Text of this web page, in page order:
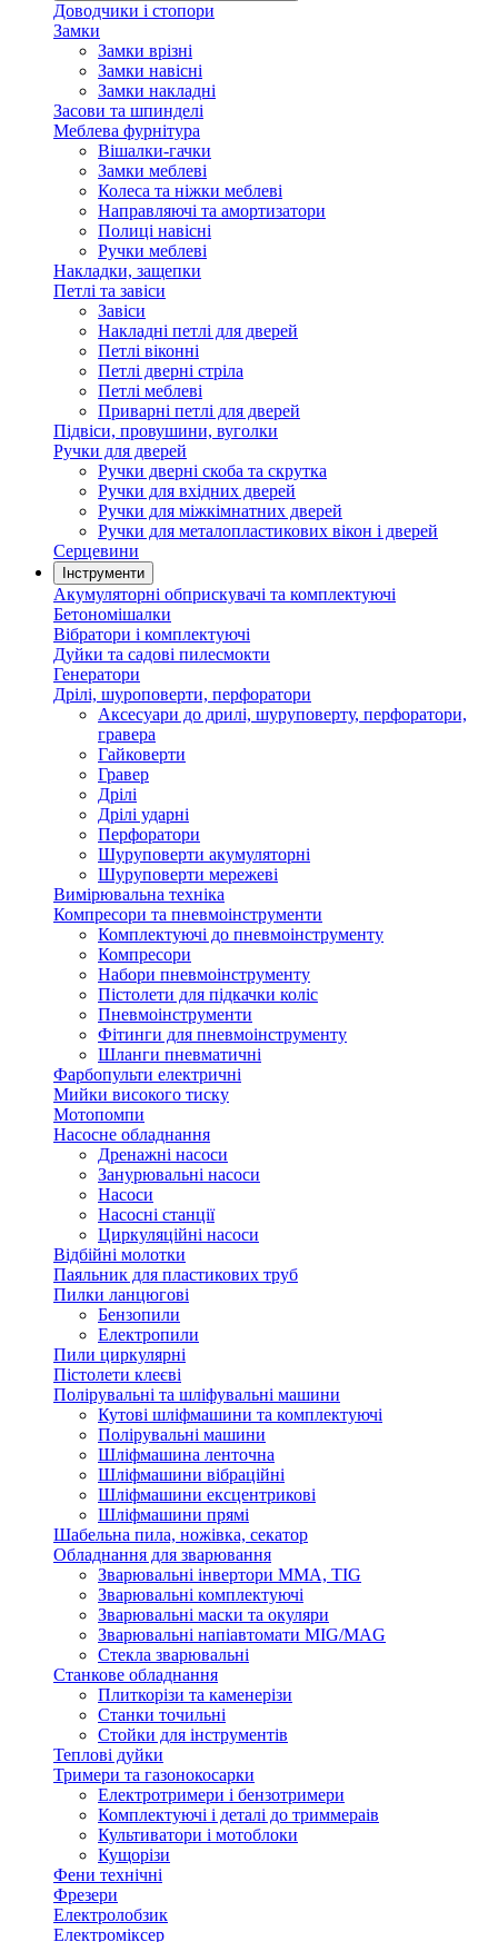
Доводчики і стопори
Замки
Замки врізні
Замки навісні
Замки накладні
Засови та шпинделі
Меблева фурнітура
Вішалки-гачки
Замки меблеві
Колеса та ніжки меблеві
Направляючі та амортизатори
Полиці навісні
Ручки меблеві
Накладки, защепки
Петлі та завіси
Завіси
Накладні петлі для дверей
Петлі віконні
Петлі дверні стріла
Петлі меблеві
Приварні петлі для дверей
Підвіси, провушини, вуголки
Ручки для дверей
Ручки дверні скоба та скрутка
Ручки для вхідних дверей
Ручки для міжкімнатних дверей
Ручки для металопластикових вікон і дверей
Серцевини
Інструменти
Акумуляторні обприскувачі та комплектуючі
Бетономішалки
Вібратори і комплектуючі
Дуйки та садові пилесмокти
Генератори
Дрілі, шуроповерти, перфоратори
Аксесуари до дрилі, шуруповерту, перфоратори,
гравера
Гайковерти
Гравер
Дрілі
Дрілі ударні
Перфоратори
Шуруповерти акумуляторні
Шуруповерти мережеві
Вимірювальна техніка
Компресори та пневмоінструменти
Комплектуючі до пневмоінструменту
Компресори
Набори пневмоінструменту
Пістолети для підкачки коліс
Пневмоінструменти
Фітинги для пневмоінструменту
Шланги пневматичні
Фарбопульти електричні
Мийки високого тиску
Мотопомпи
Насосне обладнання
Дренажні насоси
Занурювальні насоси
Насоси
Насосні станції
Циркуляційні насоси
Відбійні молотки
Паяльник для пластикових труб
Пилки ланцюгові
Бензопили
Електропили
Пили циркулярні
Пістолети клеєві
Полірувальні та шліфувальні машини
Кутові шліфмашини та комплектуючі
Полірувальні машини
Шліфмашина ленточна
Шліфмашини вібраційні
Шліфмашини ексцентрикові
Шліфмашини прямі
Шабельна пила, ножівка, секатор
Обладнання для зварювання
Зварювальні інвертори ММА, TIG
Зварювальні комплектуючі
Зварювальні маски та окуляри
Зварювальні напіавтомати MIG/MAG
Стекла зварювальні
Станкове обладнання
Плиткорізи та каменерізи
Станки точильні
Стойки для інструментів
Теплові дуйки
Тримери та газонокосарки
Електротримери і бензотримери
Комплектуючі і деталі до триммераів
Культиватори і мотоблоки
Кущорізи
Фени технічні
Фрезери
Електролобзик
Електроміксер